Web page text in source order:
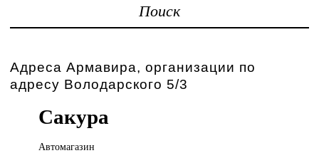
Поиск
Адреса Армавира, организации по
адресу Володарского 5/3
Сакура
Автомагазин